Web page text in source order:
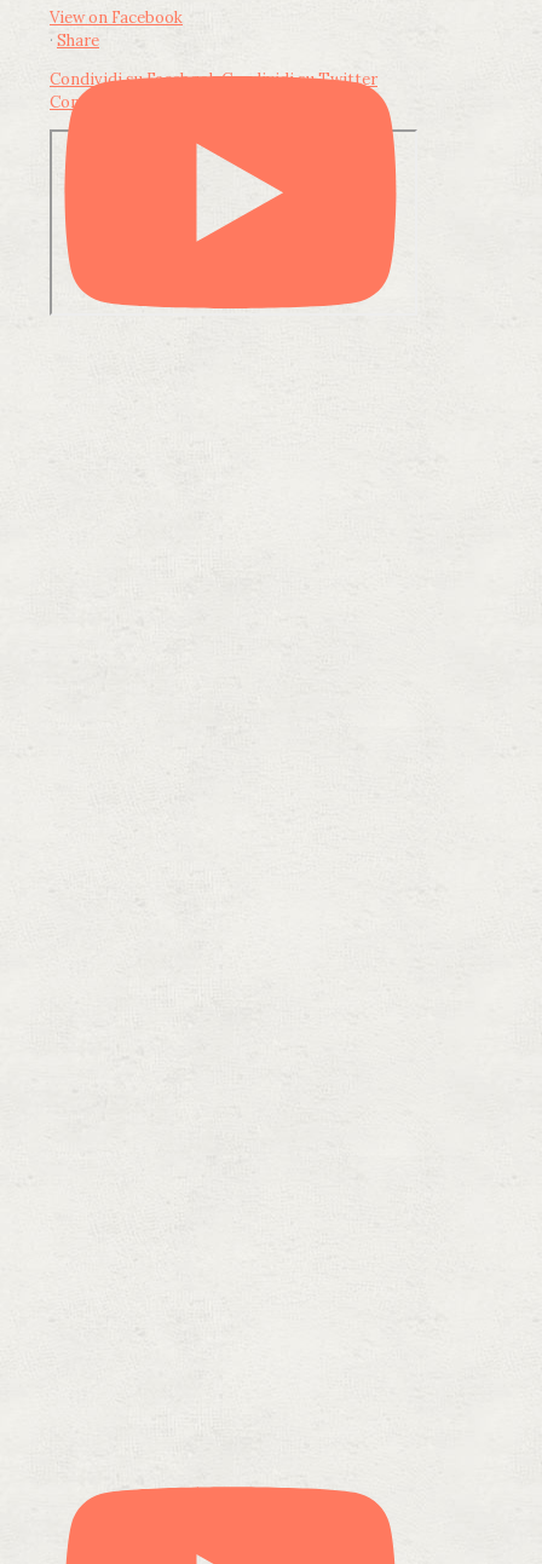
View on Facebook
· Share
Condividi su FacebookCondividi su Twitter
Condividi su LinkedIn